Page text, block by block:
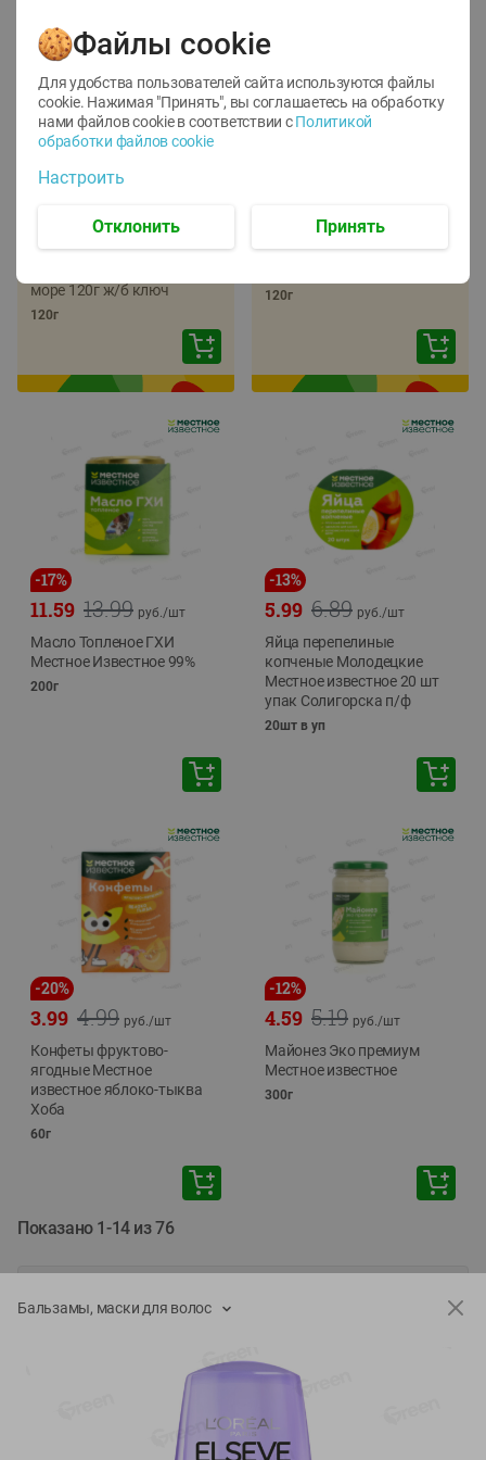
- 22
5.79
Икра трески
тихоокеанской
море 120г ж/б ключ
120г
Икра сельди
тихоокеанской Лунское
120г
-17%
13.99
11.59 руб./шт
Масло Топленое ГХИ
Местное Известное 99%
200г
-13%
6.89
5.99 руб./шт
Яйца перепелиные
копченые Молодецкие
Местное известное 20 шт
упак Солигорска п/ф
20шт в уп
-20%
4.99
3.99 руб./шт
Конфеты фруктово-
ягодные Местное
известное яблоко-тыква
Хоба
60г
-12%
5.19
4.59 руб./шт
Майонез Эко премиум
Местное известное
300г
Показано 1-14 из 76
Бальзамы, маски для волос
Файлы cookie
Для удобства пользователей сайта используются файлы
cookie. Нажимая "Принять", вы соглашаетесь на обработку
нами файлов cookie в соответствии с Политикой
обработки файлов cookie
Настроить
Отклонить Принять